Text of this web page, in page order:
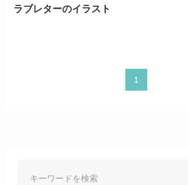
ラブレターのイラスト
1